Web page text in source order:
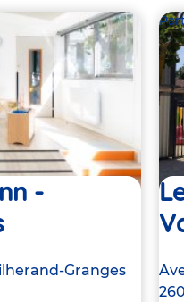
-
Granges
de